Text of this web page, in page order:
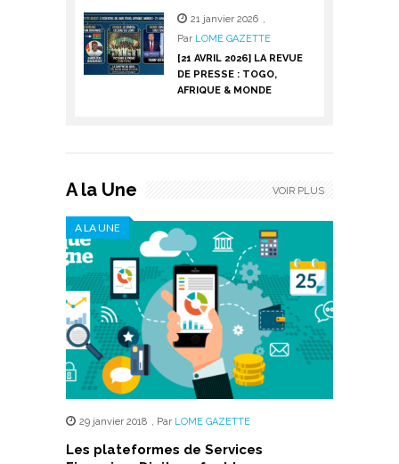
21 janvier 2026 ,
Par LOME GAZETTE
[21 AVRIL 2026] LA REVUE
DE PRESSE : TOGO,
AFRIQUE & MONDE
A la Une
A LA UNE
29 janvier 2018 , Par LOME GAZETTE
Les plateformes de Services
VOIR PLUS